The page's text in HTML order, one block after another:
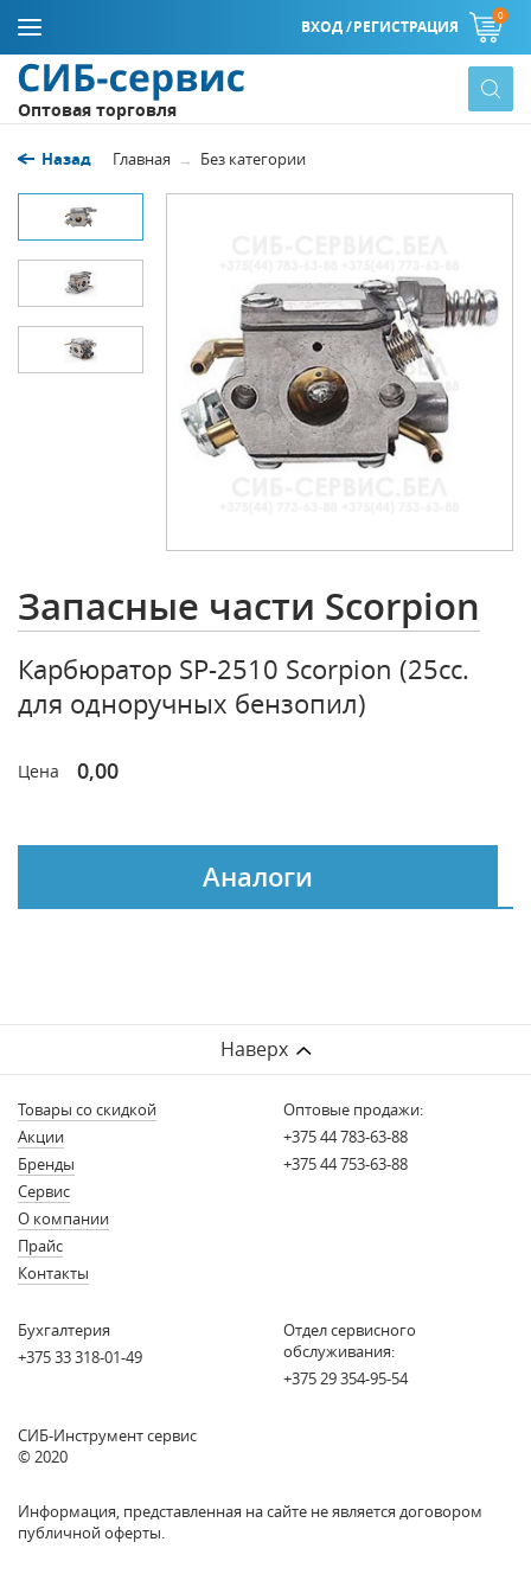
ВХОД /РЕГИСТРАЦИЯ
0
Оптовая торговля
Назад Главная Без категории
Запасные части Scorpion
Карбюратор SP-2510 Scorpion (25cc.
для одноручных бензопил)
Цена 0,00
Аналоги
Наверх
Товары со скидкой
Акции
Бренды
Сервис
О компании
Прайс
Контакты
Оптовые продажи:
+375 44 783-63-88
+375 44 753-63-88
Бухгалтерия
+375 33 318-01-49
Отдел сервисного
обслуживания:
+375 29 354-95-54
СИБ-Инструмент сервис
© 2020
Информация, представленная на сайте не является договором
публичной оферты.